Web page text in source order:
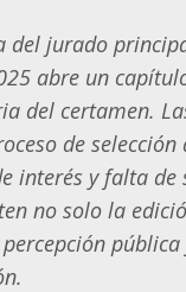
del jurado
abre un
del certamen.
de
interés y falta de
no solo la